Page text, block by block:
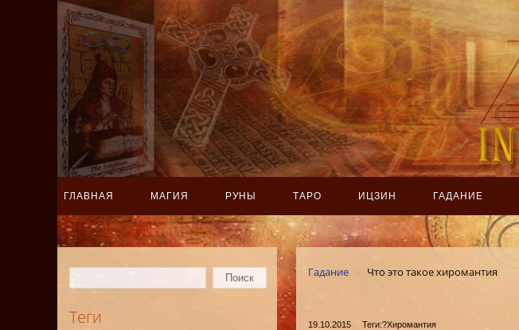
ГЛАВНАЯ МАГИЯ РУНЫ ТАРО ИЦЗИН ГАДАНИЕ
Теги
Гадание Что это такое хиромантия
19.10.2015 Теги:?Хиромантия